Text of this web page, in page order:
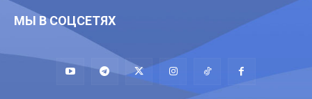
МЫ В СОЦСЕТЯХ